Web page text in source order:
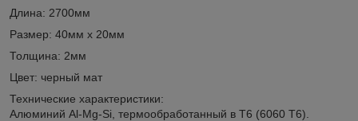
Длина: 2700мм
Размер: 40мм х 20мм
Толщина: 2мм
Цвет: черный мат
Технические характеристики:
Алюминий Al-Mg-Si, термообработанный в T6 (6060 T6).